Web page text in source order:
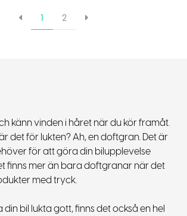
1 2
känn vinden i håret när du kör framåt.
det för lukten? Ah, en doftgran. Det är
för att göra din bilupplevelse
finns mer än bara doftgranar när det
med tryck.
bil lukta gott, finns det också en hel